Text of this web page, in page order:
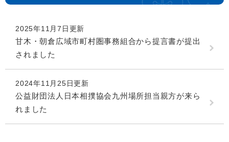
2025年11月7日更新
甘木・朝倉広域市町村圏事務組合から提言書が提出
されました
2024年11月25日更新
公益財団法人日本相撲協会九州場所担当親方が来ら
れました